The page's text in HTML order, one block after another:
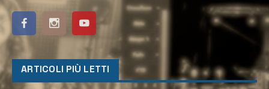
ARTICOLI PIÙ LETTI